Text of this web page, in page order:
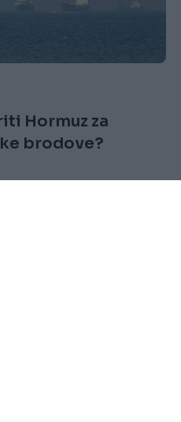
Hormuz za
brodove?